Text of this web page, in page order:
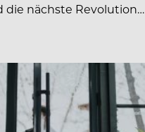
die nächste Revolution…